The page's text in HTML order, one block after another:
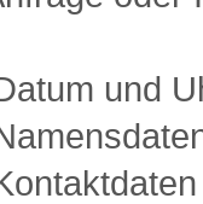
Datum und
Kontaktdaten